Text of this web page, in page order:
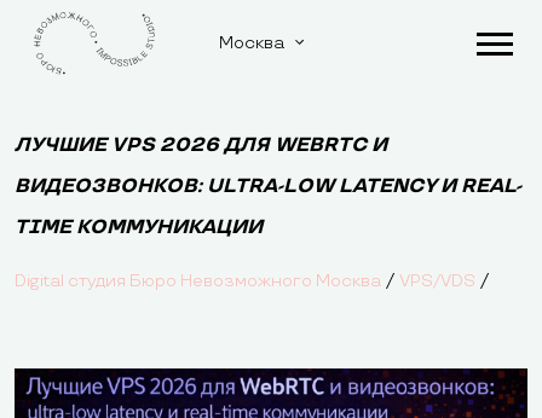
Москва
ЛУЧШИЕ VPS 2026 ДЛЯ WEBRTC И
ВИДЕОЗВОНКОВ: ULTRA-LOW LATENCY И REAL-
TIME КОММУНИКАЦИИ
Digital студия Бюро Невозможного Москва / VPS/VDS /